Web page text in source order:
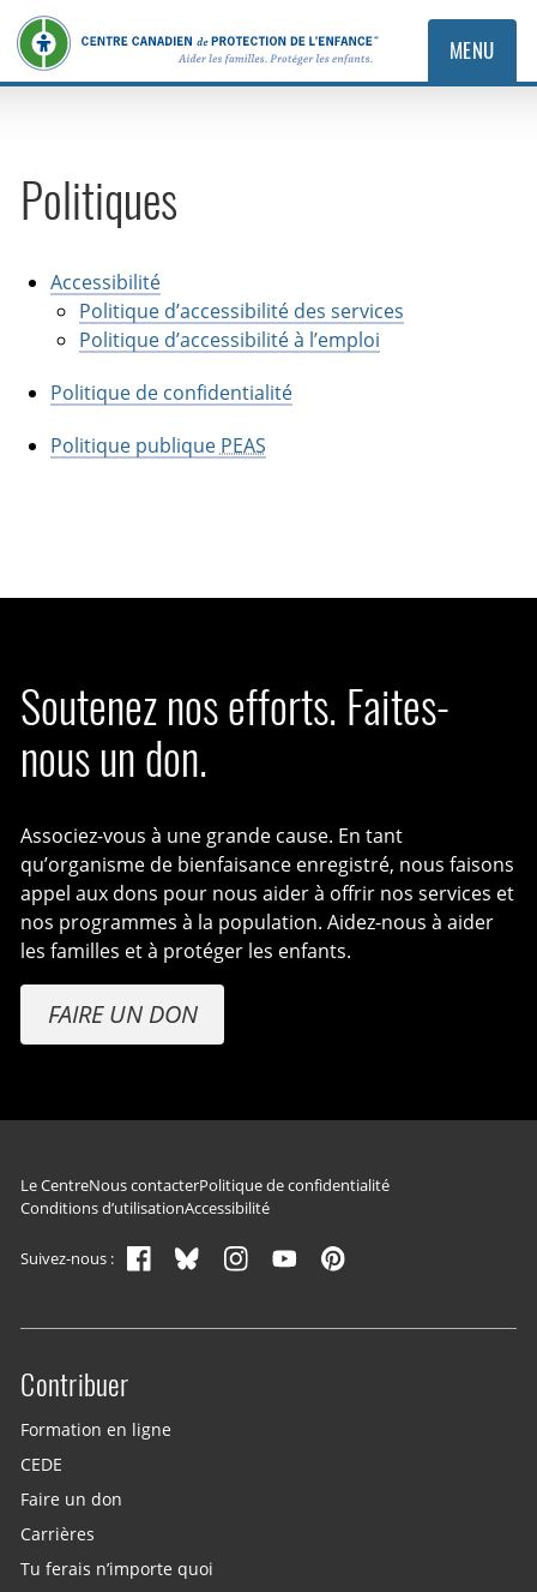
MENU
Politiques
Accessibilité
Politique d’accessibilité des services
Politique d’accessibilité à l’emploi
Politique de confidentialité
Politique publique PEAS
Soutenez nos efforts. Faites-
nous un don.
Associez-vous à une grande cause. En tant
qu’organisme de bienfaisance enregistré, nous faisons
appel aux dons pour nous aider à offrir nos services et
nos programmes à la population. Aidez-nous à aider
les familles et à protéger les enfants.
FAIRE UN DON
Navigation du pied de page
Le CentreNous contacterPolitique de confidentialité
Conditions d’utilisationAccessibilité
Suivez-nous :
Site menu
Contribuer
Formation en ligne
CEDE
Faire un don
Carrières
Tu ferais n’importe quoi